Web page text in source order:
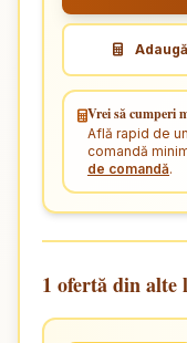
Vrei să cumperi
Află rapid de
comandă
de comandă.
1 ofertă din